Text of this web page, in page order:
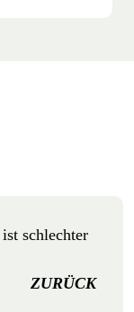
schlechter
ZURÜCK